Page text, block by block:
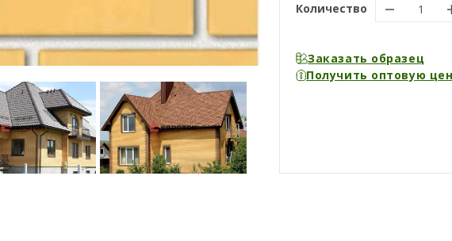
Количество
Заказать образец
Получить оптовую